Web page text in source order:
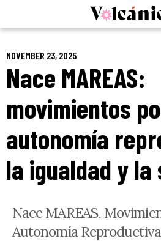
NOVEMBER 23, 2025
Nace MAREAS:
movimientos
autonomía
la igualdad y
Nace MAREAS,
Autonomía